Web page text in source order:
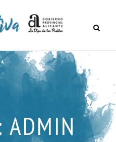
ADMIN